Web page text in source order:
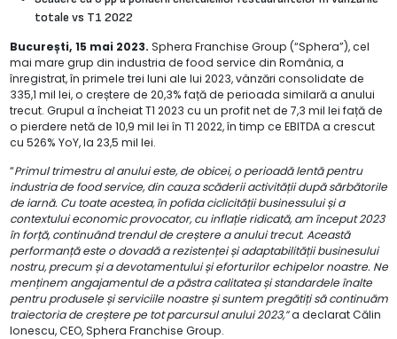
totale vs T1 2022
București, 15 mai 2023. Sphera Franchise Group (“Sphera”), cel
mai mare grup din industria de food service din România, a
înregistrat, în primele trei luni ale lui 2023, vânzări consolidate de
335,1 mil lei, o creștere de 20,3% față de perioada similară a anului
trecut. Grupul a încheiat T1 2023 cu un profit net de 7,3 mil lei față de
o pierdere netă de 10,9 mil lei în T1 2022, în timp ce EBITDA a crescut
cu 526% YoY, la 23,5 mil lei.
“Primul trimestru al anului este, de obicei, o perioadă lentă pentru
industria de food service, din cauza scăderii activității după sărbătorile
de iarnă. Cu toate acestea, în pofida ciclicității businessului și a
contextului economic provocator, cu inflație ridicată, am început 2023
în forță, continuând trendul de creștere a anului trecut. Această
performanță este o dovadă a rezistenței și adaptabilității businesului
nostru, precum și a devotamentului și eforturilor echipelor noastre. Ne
menținem angajamentul de a păstra calitatea și standardele înalte
pentru produsele și serviciile noastre și suntem pregătiți să continuăm
traiectoria de creștere pe tot parcursul anului 2023,”a declarat Călin
Ionescu, CEO, Sphera Franchise Group.